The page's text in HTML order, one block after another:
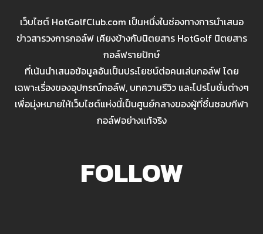
เว็บไซต์ HotGolfClub.com เป็นหนึ่งในช่องทางการนำเสนอ
ข่าวสารวงการกอล์ฟ เคียงข้างกับนิตยสาร HotGolf นิตยสาร
กอล์ฟรายปักษ์
ที่เน้นนำเสนอข้อมูลอันเป็นประโยชน์ต่อคนเล่นกอล์ฟ โดย
เฉพาะเรื่องของอุปกรณ์กอล์ฟ, บทความรีวิว และโปรโมชั่นต่างๆ
เพื่อมุ่งหมายให้เว็บไซต์แห่งนี้เป็นศูนย์กลางของผู้ที่ชื่นชอบกีฬา
กอล์ฟอย่างแท้จริง
FOLLOW